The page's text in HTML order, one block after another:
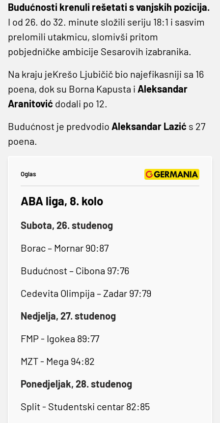
Budućnosti krenuli rešetati s vanjskih pozicija.
I od 26. do 32. minute složili seriju 18:1 i sasvim
prelomili utakmicu, slomivši pritom
pobjedničke ambicije Sesarovih izabranika.
Na kraju jeKrešo Ljubičič bio najefikasniji sa 16
poena, dok su Borna Kapusta i Aleksandar
Aranitović dodali po 12.
Budućnost je predvodio Aleksandar Lazić s 27
poena.
Oglas
ABA liga, 8. kolo
Subota, 26. studenog
Borac – Mornar 90:87
Budućnost – Cibona 97:76
Cedevita Olimpija – Zadar 97:79
Nedjelja, 27. studenog
FMP - Igokea 89:77
MZT - Mega 94:82
Ponedjeljak, 28. studenog
Split - Studentski centar 82:85